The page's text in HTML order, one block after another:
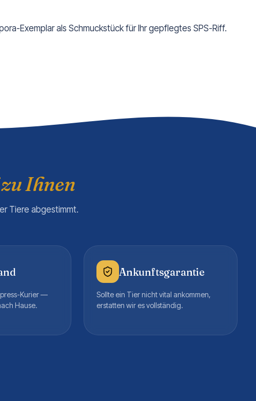
Exemplar als Schmuckstück für Ihr gepflegtes SPS-Riff.
Ihnen
Tiere abgestimmt.
Kurier —
Hause.
Ankunftsgarantie
Sollte ein Tier nicht vital ankommen,
erstatten wir es vollständig.